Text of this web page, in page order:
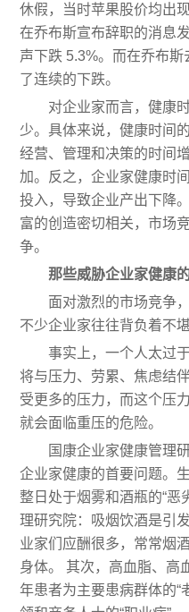
休假，当时苹果股价均出
在乔布斯宣布辞职的消息
声下跌 5.3%。而在乔布
了连续的下跌。
对企业家而言，健康
少。具体来说，健康时间
经营、管理和决策的时间
加。反之，企业家健康时
投入，导致企业产出下降
富的创造密切相关，市场
争。
那些威胁企业家健康
面对激烈的市场竞争
不少企业家往往背负着不
事实上，一个人太过
将与压力、劳累、焦虑结
受更多的压力，而这个压
就会面临重压的危险。
国康企业家健康管理
企业家健康的首要问题。
整日处于烟雾和酒瓶的“恶
理研究院：吸烟饮酒是引
业家们应酬很多，常常烟
身体。 其次，高血脂、高
年患者为主要患病群体的“